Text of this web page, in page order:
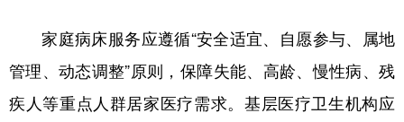
浙江 安徽 福建 江西
山东 河南 湖北 湖南
家庭病床服务应遵循“安全适宜、自愿参与、属地
管理、动态调整”原则，保障失能、高龄、慢性病、残
疾人等重点人群居家医疗需求。基层医疗卫生机构应